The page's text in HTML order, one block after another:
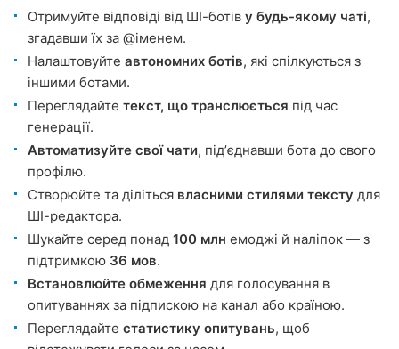
Отримуйте відповіді від ШІ-ботів у будь-якому чаті,
згадавши їх за @іменем.
Налаштовуйте автономних ботів, які спілкуються з
іншими ботами.
Переглядайте текст, що транслюється під час
генерації.
Автоматизуйте свої чати, підʼєднавши бота до свого
профілю.
Створюйте та діліться власними стилями тексту для
ШІ-редактора.
Шукайте серед понад 100 млн емоджі й наліпок — з
підтримкою 36 мов.
Встановлюйте обмеження для голосування в
опитуваннях за підпискою на канал або країною.
Переглядайте статистику опитувань, щоб